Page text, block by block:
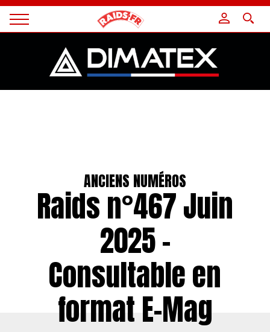
Magazine
ANCIENS NUMÉROS
Raids n°467 Juin
2025 –
Consultable en
format E-Mag
Panneau de gestion des cookies